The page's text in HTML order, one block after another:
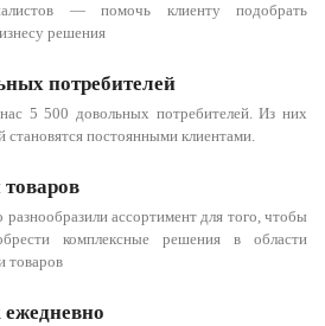
— помочь клиенту подобрать
решения
потребителей
5 500 довольных потребителей. Из них
становятся постоянными клиентами.
товаров
ассортимент для того, чтобы
комплексные решения в области
товаров
ежедневно